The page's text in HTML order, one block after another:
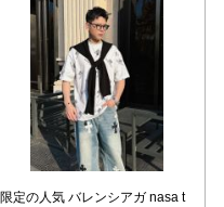
限定の人気 バレンシアガ nasa t